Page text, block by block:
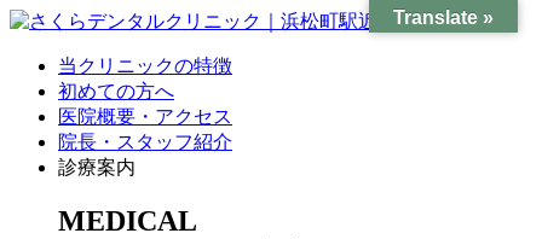
当クリニックの特徴
初めての方へ
医院概要・アクセス
院長・スタッフ紹介
診療案内
MEDICAL
Translate »